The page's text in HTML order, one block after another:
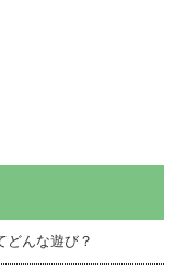
どんな遊び？